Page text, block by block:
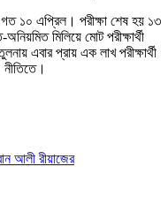
১০ এপ্রিল। পরীক্ষা শেষ হয় ১৩
মিলিয়ে মোট পরীক্ষার্থী
এবার প্রায় এক লাখ পরীক্ষার্থী
আলী রীয়াজের